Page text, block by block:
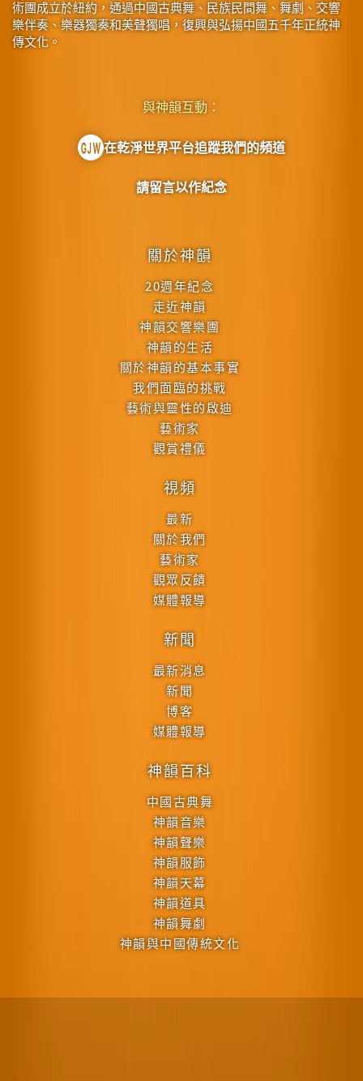
術團成立於紐約，通過中國古典舞、民族民間舞、舞劇、交響
樂伴奏、樂器獨奏和美聲獨唱，復興與弘揚中國五千年正統神
傳文化。
關於神韻
20週年紀念
走近神韻
神韻交響樂團
神韻的生活
關於神韻的基本事實
我們面臨的挑戰
藝術與靈性的啟迪
藝術家
觀賞禮儀
視頻
最新
關於我們
藝術家
觀眾反饋
媒體報導
新聞
最新消息
新聞
博客
媒體報導
神韻百科
中國古典舞
神韻音樂
神韻聲樂
神韻服飾
神韻天幕
神韻道具
神韻舞劇
神韻與中國傳統文化
與神韻互動：
在乾淨世界平台追蹤我們的頻道
請留言以作紀念